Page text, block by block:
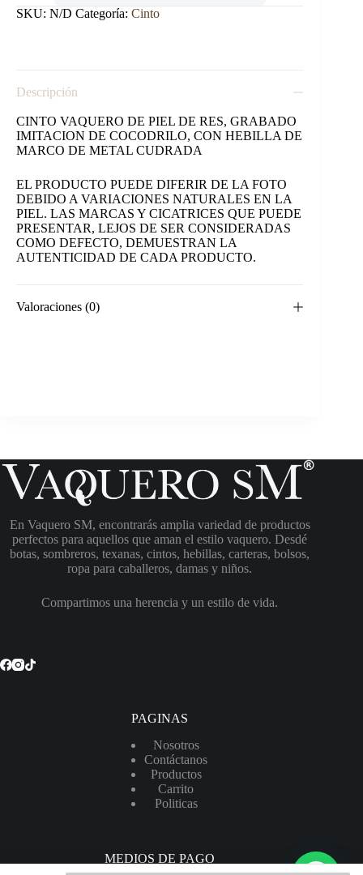
SKU: N/D Categoría: Cinto
Descripción
CINTO VAQUERO DE PIEL DE RES, GRABADO
IMITACION DE COCODRILO, CON HEBILLA DE
MARCO DE METAL CUDRADA
EL PRODUCTO PUEDE DIFERIR DE LA FOTO
DEBIDO A VARIACIONES NATURALES EN LA
PIEL. LAS MARCAS Y CICATRICES QUE PUEDE
PRESENTAR, LEJOS DE SER CONSIDERADAS
COMO DEFECTO, DEMUESTRAN LA
AUTENTICIDAD DE CADA PRODUCTO.
Valoraciones (0)
En Vaquero SM, encontrarás amplia variedad de productos
perfectos para aquellos que aman el estilo vaquero. Desdé
botas, sombreros, texanas, cintos, hebillas, carteras, bolsos,
ropa para caballeros, damas y niños.
Compartimos una herencia y un estilo de vida.
PAGINAS
Nosotros
Contáctanos
Productos
Carrito
Politicas
MEDIOS DE PAGO